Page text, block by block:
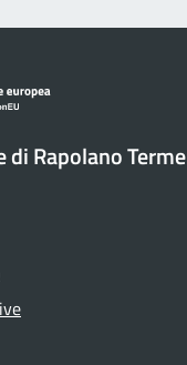
di Rapolano Terme